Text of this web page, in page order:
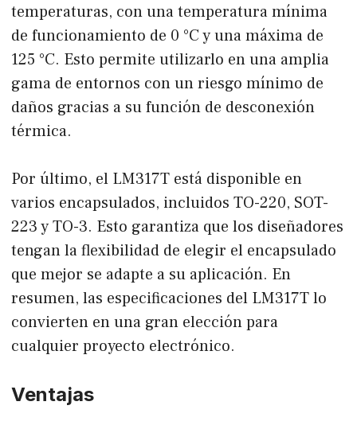
temperaturas, con una temperatura mínima
de funcionamiento de 0 °C y una máxima de
125 °C. Esto permite utilizarlo en una amplia
gama de entornos con un riesgo mínimo de
daños gracias a su función de desconexión
térmica.
Por último, el LM317T está disponible en
varios encapsulados, incluidos TO-220, SOT-
223 y TO-3. Esto garantiza que los diseñadores
tengan la flexibilidad de elegir el encapsulado
que mejor se adapte a su aplicación. En
resumen, las especificaciones del LM317T lo
convierten en una gran elección para
cualquier proyecto electrónico.
Ventajas